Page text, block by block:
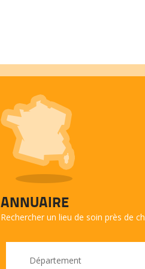
ANNUAIRE
Rechercher un lieu de soin près de